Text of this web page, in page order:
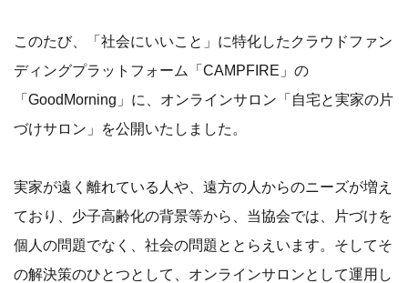
このたび、「社会にいいこと」に特化したクラウドファン
ディングプラットフォーム「CAMPFIRE」の
「GoodMorning」に、オンラインサロン「自宅と実家の片
づけサロン」を公開いたしました。
実家が遠く離れている人や、遠方の人からのニーズが増え
ており、少子高齢化の背景等から、当協会では、片づけを
個人の問題でなく、社会の問題ととらえいます。そしてそ
の解決策のひとつとして、オンラインサロンとして運用し